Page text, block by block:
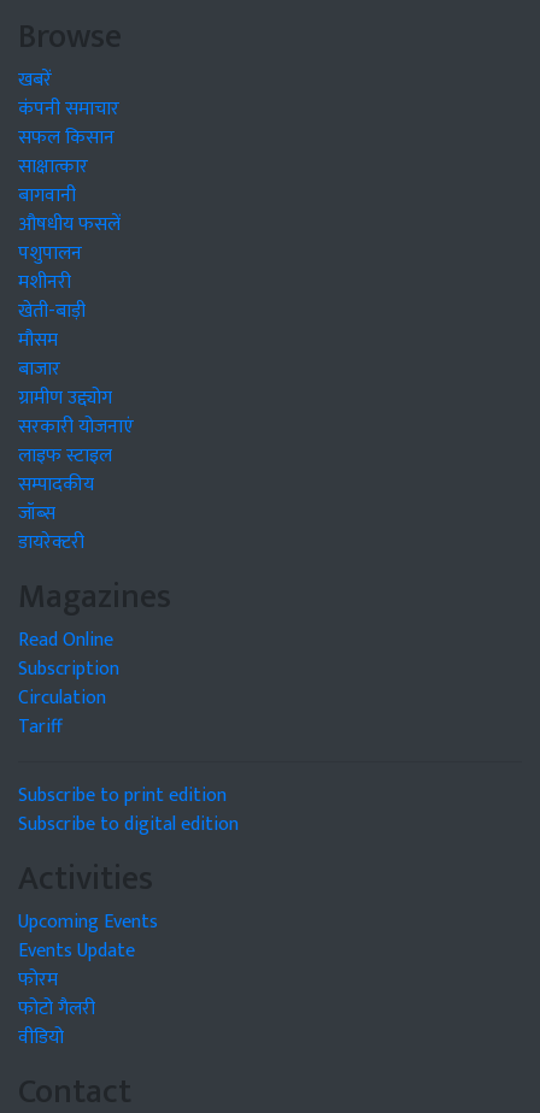
Browse
खबरें
कंपनी समाचार
सफल किसान
साक्षात्कार
बागवानी
औषधीय फसलें
पशुपालन
मशीनरी
खेती-बाड़ी
मौसम
बाजार
ग्रामीण उद्द्योग
सरकारी योजनाएं
लाइफ स्टाइल
सम्पादकीय
जॉब्स
डायरेक्टरी
Magazines
Read Online
Subscription
Circulation
Tariff
Subscribe to print edition
Subscribe to digital edition
Activities
Upcoming Events
Events Update
फोरम
फोटो गैलरी
वीडियो
Contact